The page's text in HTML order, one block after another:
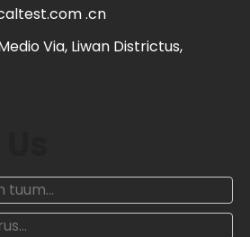
.cn
Via, Liwan Districtus,